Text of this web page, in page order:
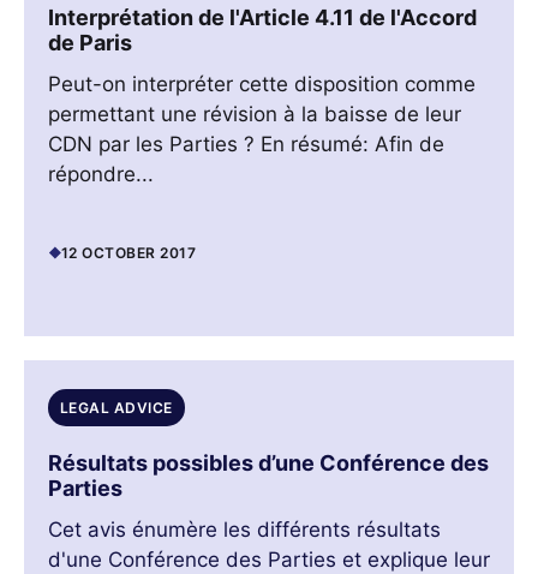
Interprétation de l'Article 4.11 de l'Accord
de Paris
Peut-on interpréter cette disposition comme
permettant une révision à la baisse de leur
CDN par les Parties ? En résumé: Afin de
répondre...
12 OCTOBER 2017
LEGAL ADVICE
Résultats possibles d’une Conférence des
Parties
Cet avis énumère les différents résultats
d'une Conférence des Parties et explique leur